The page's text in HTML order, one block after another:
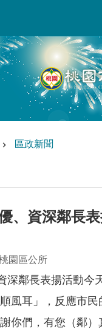
區政新聞
、資深鄰長
園區公所
深鄰長表揚活動今
風耳」，反應市
你們，有您（鄰）